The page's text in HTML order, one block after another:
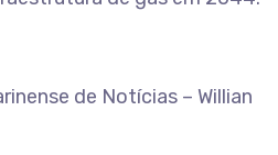
de Notícias – Willian